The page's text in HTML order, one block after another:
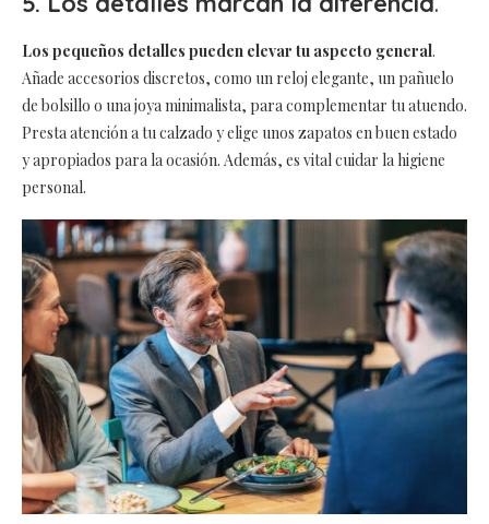
Los pequeños detalles pueden elevar tu aspecto general.
Añade accesorios discretos, como un reloj elegante, un pañuelo
de bolsillo o una joya minimalista, para complementar tu atuendo.
Presta atención a tu calzado y elige unos zapatos en buen estado
y apropiados para la ocasión. Además, es vital cuidar la higiene
personal.